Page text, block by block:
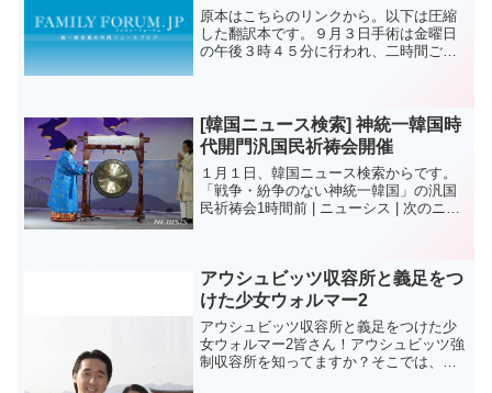
原本はこちらのリンクから。以下は圧縮
した翻訳本です。９月３日手術は金曜日
の午後３時４５分に行われ、二時間ごと
メートルくらいの膿瘍が...
[韓国ニュース検索] 神統一韓国時
代開門汎国民祈祷会開催
１月１日、韓国ニュース検索からです。
「戦争・紛争のない神統一韓国」の汎国
民祈祷会1時間前 | ニューシス | 次のニュ
己亥年（...
アウシュビッツ収容所と義足をつ
けた少女ウォルマー2
アウシュビッツ収容所と義足をつけた少
女ウォルマー2皆さん！アウシュビッツ強
制収容所を知ってますか？そこでは、数